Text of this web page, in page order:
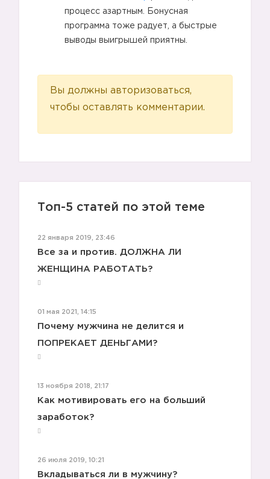
процесс азартным. Бонусная
программа тоже радует, а быстрые
выводы выигрышей приятны.
Вы должны авторизоваться,
чтобы оставлять комментарии.
Топ-5 статей по этой теме
22 января 2019, 23:46
Все за и против. ДОЛЖНА ЛИ
ЖЕНЩИНА РАБОТАТЬ?
01 мая 2021, 14:15
Почему мужчина не делится и
ПОПРЕКАЕТ ДЕНЬГАМИ?
13 ноября 2018, 21:17
Как мотивировать его на больший
заработок?
26 июля 2019, 10:21
Вкладываться ли в мужчину?